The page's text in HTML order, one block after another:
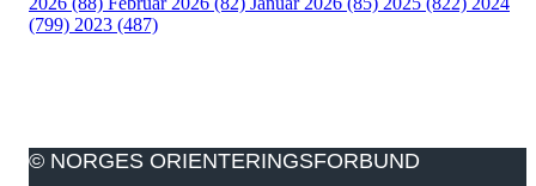
(799) 2023 (487)
© NORGES ORIENTERINGSFORBUND